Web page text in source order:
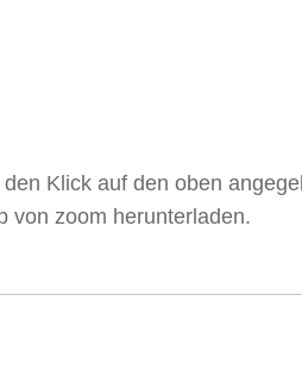
Klick auf den oben
von zoom herunterladen.